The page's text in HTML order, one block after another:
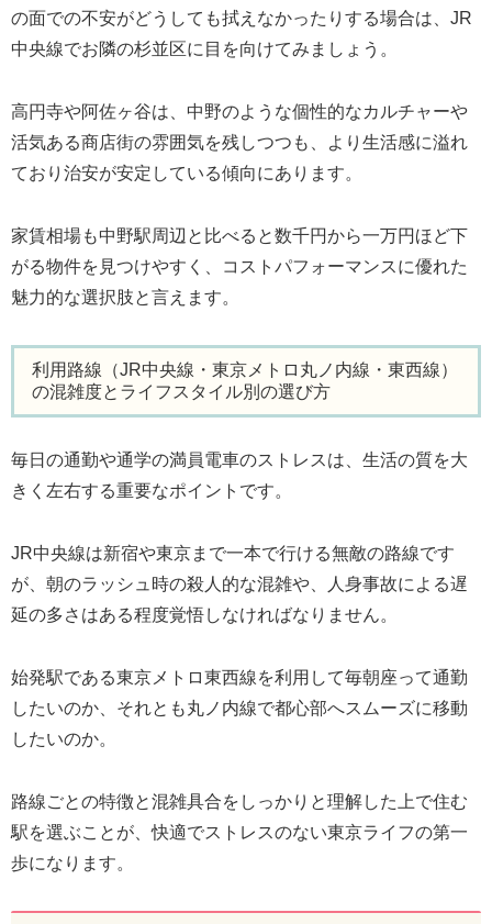
の面での不安がどうしても拭えなかったりする場合は、JR
中央線でお隣の杉並区に目を向けてみましょう。
高円寺や阿佐ヶ谷は、中野のような個性的なカルチャーや
活気ある商店街の雰囲気を残しつつも、より生活感に溢れ
ており治安が安定している傾向にあります。
家賃相場も中野駅周辺と比べると数千円から一万円ほど下
がる物件を見つけやすく、コストパフォーマンスに優れた
魅力的な選択肢と言えます。
利用路線（JR中央線・東京メトロ丸ノ内線・東西線）
の混雑度とライフスタイル別の選び方
毎日の通勤や通学の満員電車のストレスは、生活の質を大
きく左右する重要なポイントです。
JR中央線は新宿や東京まで一本で行ける無敵の路線です
が、朝のラッシュ時の殺人的な混雑や、人身事故による遅
延の多さはある程度覚悟しなければなりません。
始発駅である東京メトロ東西線を利用して毎朝座って通勤
したいのか、それとも丸ノ内線で都心部へスムーズに移動
したいのか。
路線ごとの特徴と混雑具合をしっかりと理解した上で住む
駅を選ぶことが、快適でストレスのない東京ライフの第一
歩になります。